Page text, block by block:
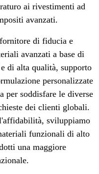
ai rivestimenti ad
avanzati.
di fiducia e
avanzati a base di
di alta qualità, supporto
personalizzate
per soddisfare le diverse
dei clienti globali.
sviluppiamo
funzionali di alto
una maggiore